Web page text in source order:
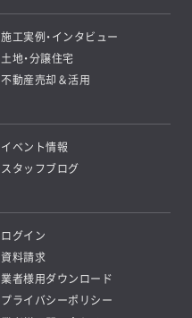
施工実例・インタビュー
土地・分譲住宅
不動産売却＆活用
イベント情報
スタッフブログ
ログイン
資料請求
業者様用ダウンロード
プライバシーポリシー